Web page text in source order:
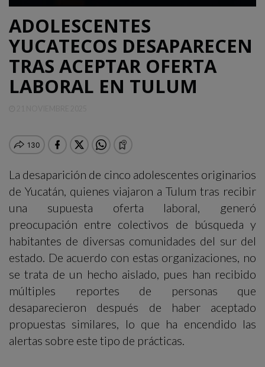
ENTRETENIMIENTO
OPINIÓN
ADOLESCENTES
YUCATECOS DESAPARECEN
TRAS ACEPTAR OFERTA
LABORAL EN TULUM
La desaparición de cinco adolescentes originarios
de Yucatán, quienes viajaron a Tulum tras recibir
una supuesta oferta laboral, generó
preocupación entre colectivos de búsqueda y
habitantes de diversas comunidades del sur del
estado. De acuerdo con estas organizaciones, no
se trata de un hecho aislado, pues han recibido
múltiples reportes de personas que
desaparecieron después de haber aceptado
propuestas similares, lo que ha encendido las
alertas sobre este tipo de prácticas.